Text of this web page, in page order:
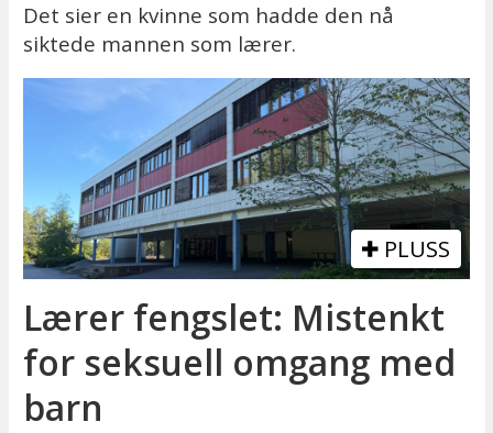
Det sier en kvinne som hadde den nå
siktede mannen som lærer.
PLUSS
Lærer fengslet: Mistenkt
for seksuell omgang med
barn